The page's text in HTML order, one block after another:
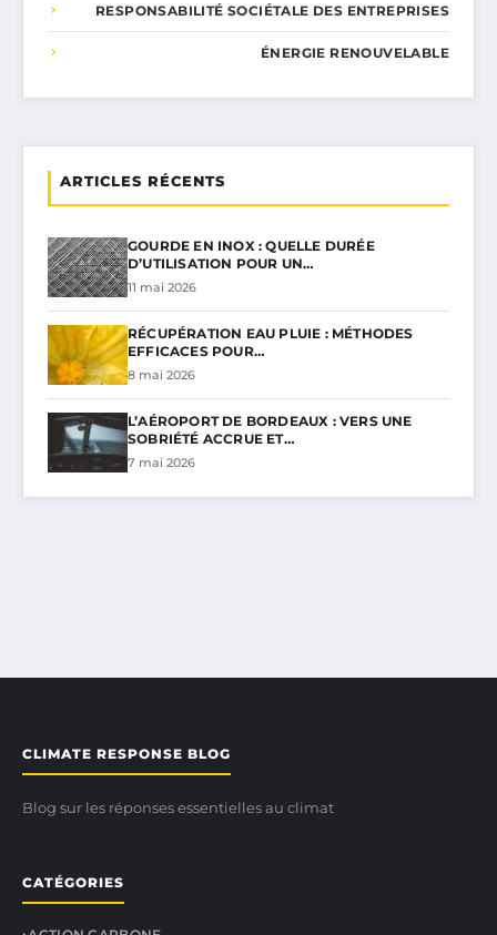
RESPONSABILITÉ SOCIÉTALE DES ENTREPRISES
ÉNERGIE RENOUVELABLE
ARTICLES RÉCENTS
GOURDE EN INOX : QUELLE DURÉE
D’UTILISATION POUR UN…
11 mai 2026
RÉCUPÉRATION EAU PLUIE : MÉTHODES
EFFICACES POUR…
8 mai 2026
L’AÉROPORT DE BORDEAUX : VERS UNE
SOBRIÉTÉ ACCRUE ET…
7 mai 2026
CLIMATE RESPONSE BLOG
Blog sur les réponses essentielles au climat
CATÉGORIES